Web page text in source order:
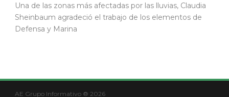
Una de las zonas más afectadas por las lluvias, Claudia
Sheinbaum agradeció el trabajo de los elementos de
Defensa y Marina
AE Grupo Informativo ® 2026